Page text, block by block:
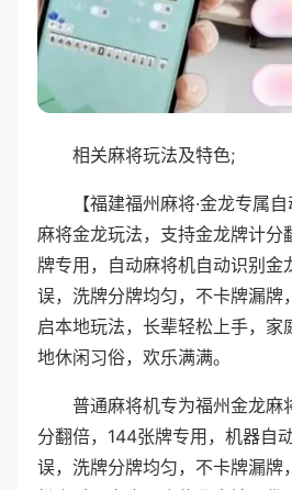
相关麻将玩法及特色;
【福建福州麻将·金龙专属
麻将金龙玩法，支持金龙牌计分
牌专用，自动麻将机自动识别金
误，洗牌分牌均匀，不卡牌漏牌
启本地玩法，长辈轻松上手，家
地休闲习俗，欢乐满满。
普通麻将机专为福州金龙麻
分翻倍，144张牌专用，机器自
误，洗牌分牌均匀，不卡牌漏牌